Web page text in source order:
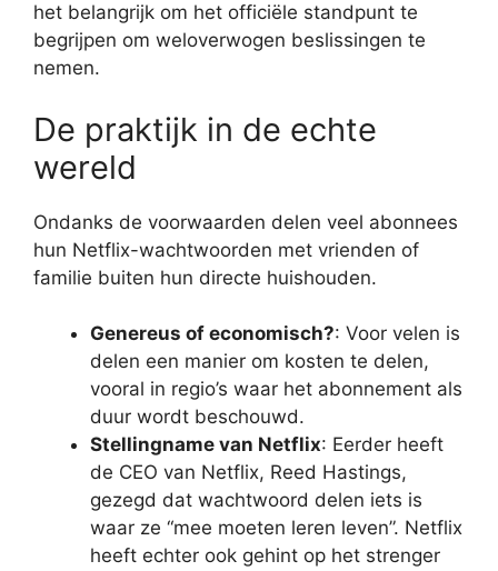
het belangrijk om het officiële standpunt te
begrijpen om weloverwogen beslissingen te
nemen.
De praktijk in de echte
wereld
Ondanks de voorwaarden delen veel abonnees
hun Netflix-wachtwoorden met vrienden of
familie buiten hun directe huishouden.
Genereus of economisch?: Voor velen is
delen een manier om kosten te delen,
vooral in regio’s waar het abonnement als
duur wordt beschouwd.
Stellingname van Netflix: Eerder heeft
de CEO van Netflix, Reed Hastings,
gezegd dat wachtwoord delen iets is
waar ze “mee moeten leren leven”. Netflix
heeft echter ook gehint op het strenger